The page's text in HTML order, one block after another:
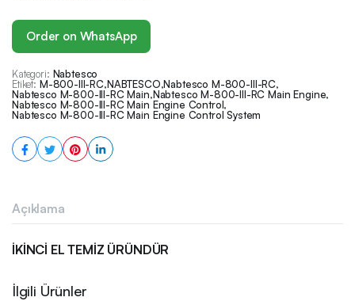
Order on WhatsApp
Kategori: Nabtesco
Etiket: M-800-III-RC,NABTESCO,Nabtesco M-800-III-RC,
Nabtesco M-800-III-RC Main,Nabtesco M-800-III-RC Main Engine,
Nabtesco M-800-III-RC Main Engine Control,
Nabtesco M-800-III-RC Main Engine Control System
Açıklama
İKİNCİ EL TEMİZ ÜRÜNDÜR
İlgili Ürünler